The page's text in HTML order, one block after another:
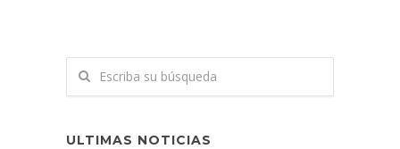
ULTIMAS NOTICIAS